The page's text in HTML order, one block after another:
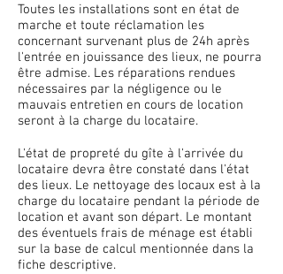
Toutes les installations sont en état de
marche et toute réclamation les
concernant survenant plus de 24h après
l'entrée en jouissance des lieux, ne pourra
être admise. Les réparations rendues
nécessaires par la négligence ou le
mauvais entretien en cours de location
seront à la charge du locataire.
L'état de propreté du gîte à l'arrivée du
locataire devra être constaté dans l'état
des lieux. Le nettoyage des locaux est à la
charge du locataire pendant la période de
location et avant son départ. Le montant
des éventuels frais de ménage est établi
sur la base de calcul mentionnée dans la
fiche descriptive.